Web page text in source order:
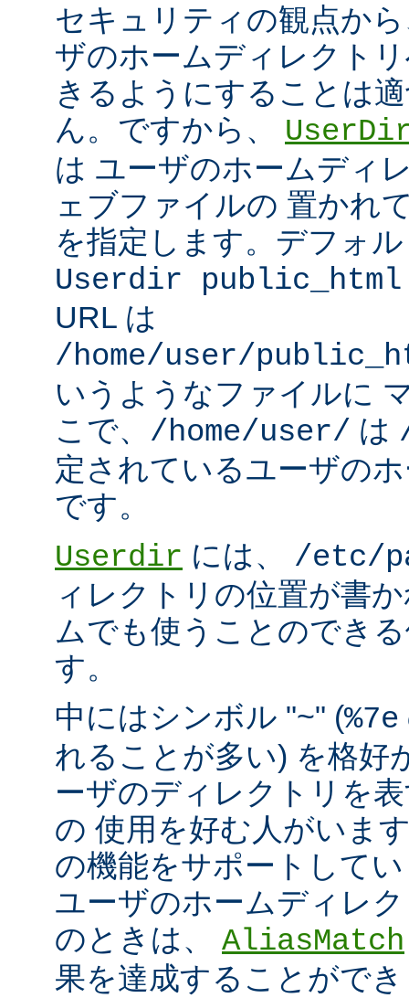
セキュリティの観点か
ザのホームディレクト
きるようにすることは
ん。ですから、
は ユーザのホームディ
ェブファイルの 置かれ
を指定します。デフォ
Userdir public_html
URL は
/home/user/
いうようなファイルに
こで、 /home/user/ は
定されているユーザの
です。
Userdir には、 /etc/
ィレクトリの位置が書
ムでも使うことのでき
す。
中にはシンボル "~" (%7e
れることが多い) を格好
ーザのディレクトリを
の 使用を好む人がいま
の機能をサポートして
ユーザのホームディレ
のときは、 AliasMatch
果を達成することがで